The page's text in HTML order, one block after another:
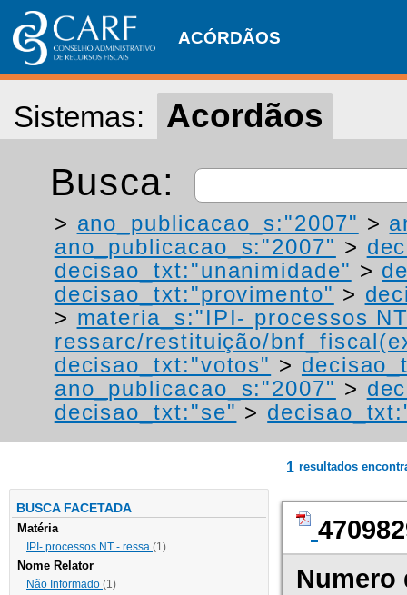
ACÓRDÃOS
Sistemas: Acordãos
Busca:
> ano_publicacao_s:"2007" >
ano_publicacao_s:"2007" >
decisao_txt:"unanimidade" >
decisao_txt:"provimento" >
> materia_s:"IPI- processos
ressarc/restituição/
decisao_txt:"votos" >
ano_publicacao_s:"2007" >
decisao_txt:"se" >
BUSCA FACETADA
Matéria
IPI- processos NT - ressa (1)
Nome Relator
Não Informado (1)
1 resultados
Numero